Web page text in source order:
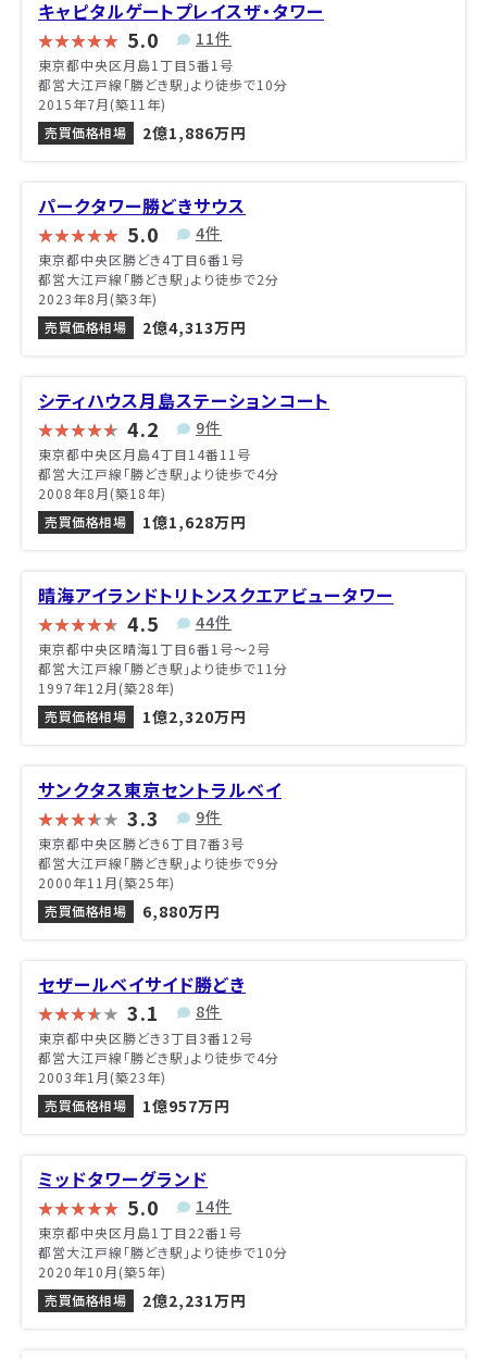
キャピタルゲートプレイスザ・タワー
5.0 11件
東京都中央区月島1丁目5番1号
都営大江戸線「勝どき駅」より徒歩で10分
2015年7月(築11年)
売買価格相場
2億1,886万円
パークタワー勝どきサウス
5.0 4件
東京都中央区勝どき4丁目6番1号
都営大江戸線「勝どき駅」より徒歩で2分
2023年8月(築3年)
売買価格相場
2億4,313万円
シティハウス月島ステーションコート
4.2 9件
東京都中央区月島4丁目14番11号
都営大江戸線「勝どき駅」より徒歩で4分
2008年8月(築18年)
売買価格相場
1億1,628万円
晴海アイランドトリトンスクエアビュータワー
4.5 44件
東京都中央区晴海1丁目6番1号〜2号
都営大江戸線「勝どき駅」より徒歩で11分
1997年12月(築28年)
売買価格相場
1億2,320万円
サンクタス東京セントラルベイ
3.3 9件
東京都中央区勝どき6丁目7番3号
都営大江戸線「勝どき駅」より徒歩で9分
2000年11月(築25年)
売買価格相場
6,880万円
セザールベイサイド勝どき
3.1 8件
東京都中央区勝どき3丁目3番12号
都営大江戸線「勝どき駅」より徒歩で4分
2003年1月(築23年)
売買価格相場
1億957万円
ミッドタワーグランド
5.0 14件
東京都中央区月島1丁目22番1号
都営大江戸線「勝どき駅」より徒歩で10分
2020年10月(築5年)
売買価格相場
2億2,231万円